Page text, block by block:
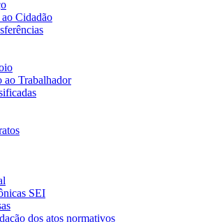
Cidadão
ao Trabalhador
SEI
dos atos normativos